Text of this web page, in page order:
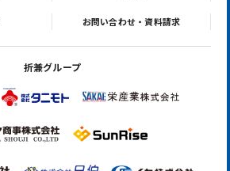
お問い合わせ・資料請求
折兼グループ